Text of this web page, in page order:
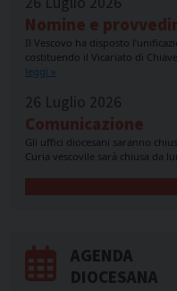
Nomine e
Il Vescovo ha disposto
costituendo il Vicariato di
leggi »
26 Luglio 2026
Comunicazione
Gli uffici diocesani saranno
Curia vescovile sarà chiusa da
AGENDA
DIOCESANA